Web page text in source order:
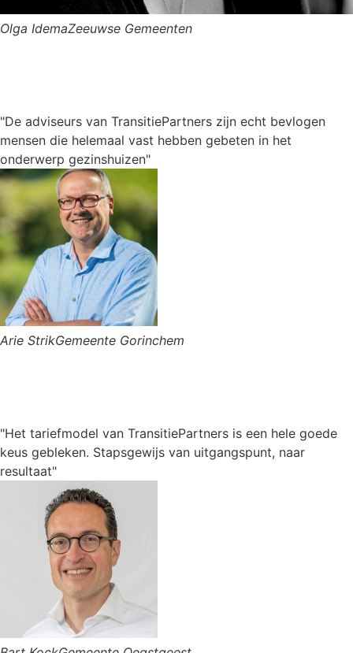
Olga IdemaZeeuwse Gemeenten
"De adviseurs van TransitiePartners zijn echt bevlogen
mensen die helemaal vast hebben gebeten in het
onderwerp gezinshuizen"
Arie StrikGemeente Gorinchem
"Het tariefmodel van TransitiePartners is een hele goede
keus gebleken. Stapsgewijs van uitgangspunt, naar
resultaat"